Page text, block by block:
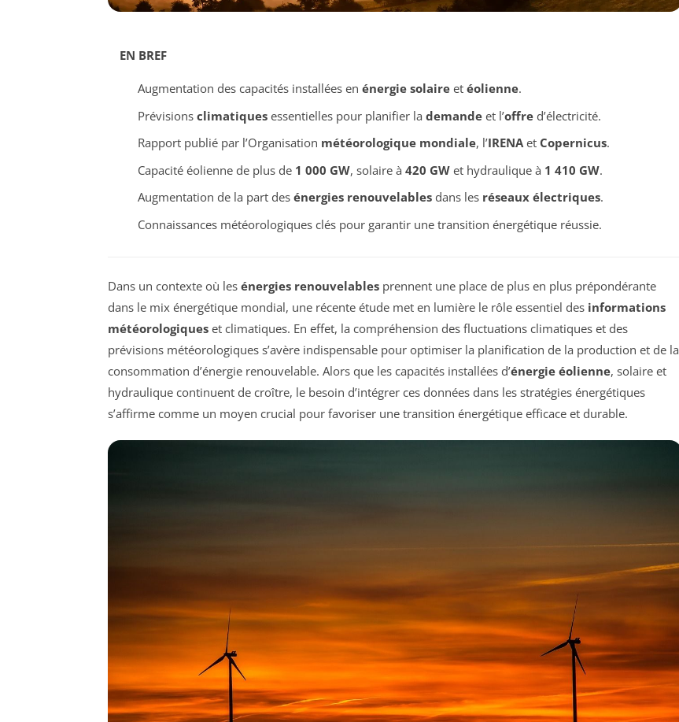
EN BREF
Augmentation des capacités installées en énergie solaireet éolienne.
Prévisions climatiquesessentielles pour planifier la demandeet l’offred’électricité.
Rapport publié par l’Organisation météorologique mondiale, l’IRENAet Copernicus.
Capacité éolienne de plus de 1 000 GW, solaire à 420 GWet hydraulique à 1 410 GW.
Augmentation de la part des énergies renouvelablesdans les réseaux électriques.
Connaissances météorologiques clés pour garantir une transition énergétique réussie.
Dans un contexte où les énergies renouvelables prennent une place de plus en plus prépondérante
dans le mix énergétique mondial, une récente étude met en lumière le rôle essentiel des informations
météorologiques et climatiques. En effet, la compréhension des fluctuations climatiques et des
prévisions météorologiques s’avère indispensable pour optimiser la planification de la production et de la
consommation d’énergie renouvelable. Alors que les capacités installées d’énergie éolienne, solaire et
hydraulique continuent de croître, le besoin d’intégrer ces données dans les stratégies énergétiques
s’affirme comme un moyen crucial pour favoriser une transition énergétique efficace et durable.